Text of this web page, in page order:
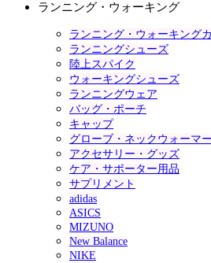
ランニング・ウォーキング
ランニング・ウォーキング
ランニングシューズ
陸上スパイク
ウォーキングシューズ
ランニングウェア
バッグ・ポーチ
キャップ
グローブ・ネックウォーマー
アクセサリー・グッズ
ケア・サポーター用品
サプリメント
adidas
ASICS
MIZUNO
New Balance
NIKE